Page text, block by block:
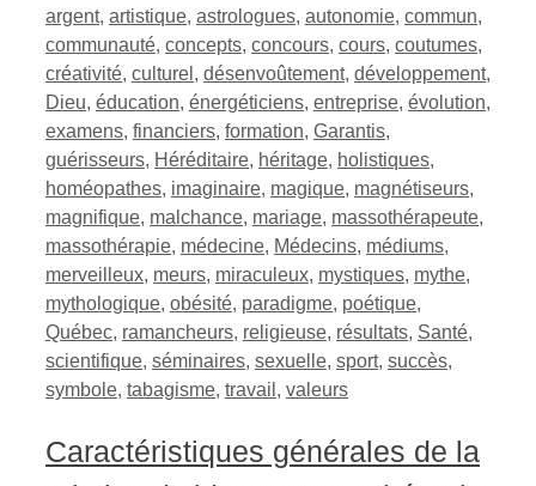
argent, artistique, astrologues, autonomie, commun,
communauté, concepts, concours, cours, coutumes,
créativité, culturel , désenvoûtement, développement,
Dieu, éducation, énergéticiens, entreprise, évolution,
examens, financiers, formation, Garantis,
guérisseurs, Héréditaire, héritage, holistiques,
homéopathes, imaginaire, magique, magnétiseurs,
magnifique, malchance, mariage, massothérapeute,
massothérapie, médecine, Médecins, médiums,
merveilleux, meurs, miraculeux, mystiques, mythe,
mythologique, obésité, paradigme, poétique,
Québec, ramancheurs, religieuse, résultats, Santé,
scientifique, séminaires, sexuelle, sport, succès,
symbole, tabagisme, travail , valeurs
Caractéristiques générales de la